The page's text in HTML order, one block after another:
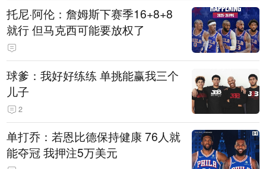
托尼·阿伦：詹姆斯下赛季16+8+8
就行 但马克西可能要放权了
球爹：我好好练练 单挑能赢我三个
儿子
2
单打乔：若恩比德保持健康 76人就
能夺冠 我押注5万美元